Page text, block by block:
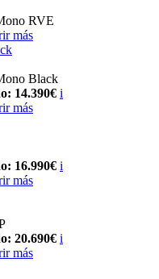
RVE
más
Black
14.390€ i
más
16.990€ i
más
20.690€ i
más